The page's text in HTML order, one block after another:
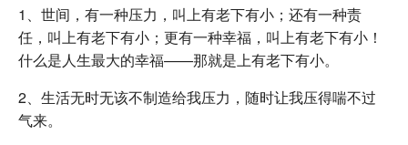
1、世间，有一种压力，叫上有老下有小；还有一种责
任，叫上有老下有小；更有一种幸福，叫上有老下有小！
什么是人生最大的幸福——那就是上有老下有小。
2、生活无时无该不制造给我压力，随时让我压得喘不过
气来。